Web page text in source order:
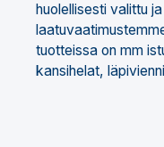
huolellisesti valittu
tuotteissa on mm
kansihelat,